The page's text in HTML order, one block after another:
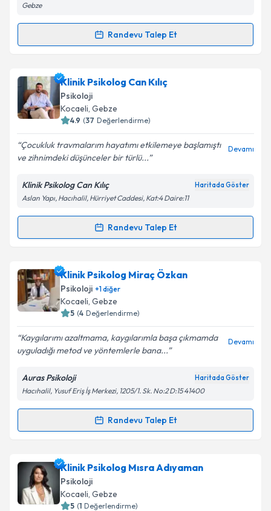
Kişisel verilerimin işlenmesine ilişkin
Metni'ni okudum ve kişisel verilerimin belirtilen
Takvim Talebini Gönder
Gebze
Randevu Talep Et
Randevu Takvimi Talebi
Psk. Hilal Erva Ergün için randevu takvimi talebi
oluşturun. Size bu uzmandan randevu almanız için bir
takvim hazırlandığında e-posta ile bilgilendireceğiz.
Kişisel verilerimin işlenmesine ilişkin
Aydınlatma
Metni'ni okudum ve kişisel verilerimin belirtilen
kapsamda işlenmesini kabul ediyorum.
Klinik Psikolog Can Kılıç
Psikoloji
Kocaeli, Gebze
4.9 (37 Değerlendirme)
Çocukluk travmalarım hayatımı etkilemeye başlamıştı
ve zihnimdeki düşünceler bir türlü...
Devamı
Klinik Psikolog Can Kılıç Haritada Göster
Aslan Yapı, Hacıhalil, Hürriyet Caddesi, Kat:4 Daire:11
Randevu Talep Et
Randevu Takvimi Talebi
Klinik Psikolog Can Kılıçiçin randevu takvimi talebi
oluşturun. Size bu uzmandan randevu almanız için bir
takvim hazırlandığında e-posta ile bilgilendireceğiz.
Kişisel verilerimin işlenmesine ilişkin
Aydınlatma
Metni'ni okudum ve kişisel verilerimin belirtilen
kapsamda işlenmesini kabul ediyorum.
Klinik Psikolog Miraç Özkan
Psikoloji +1diğer
Kocaeli, Gebze
5 (4 Değerlendirme)
Kaygılarımı azaltmama, kaygılarımla başa çıkmamda
uyguladığı metod ve yöntemlerle bana...
Devamı
Auras Psikoloji Haritada Göster
Hacıhalil, Yusuf Eriş İş Merkezi, 1205/1. Sk. No:2 D:15 41400
Randevu Talep Et
Randevu Takvimi Talebi
Klinik Psikolog Miraç Özkaniçin randevu takvimi
talebi oluşturun. Size bu uzmandan randevu almanız
için bir takvim hazırlandığında e-posta ile
bilgilendireceğiz.
Klinik Psikolog Mısra Adıyaman
Psikoloji
Kocaeli, Gebze
5 (1 Değerlendirme)